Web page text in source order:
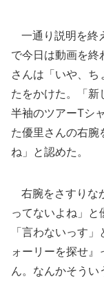
一通り説明を終
で今日は動画を終
さんは「いや、ち
たをかけた。「新
半袖のツアーTシ
た優里さんの右腕
ね」と認めた。
右腕をさすりな
ってないよね」
「言わないっす
ォーリーを探せ』
ん。なんかそうい